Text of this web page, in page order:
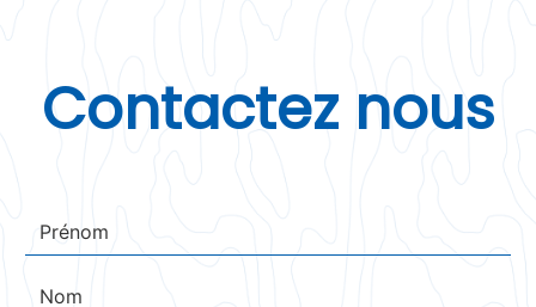
Contactez nous